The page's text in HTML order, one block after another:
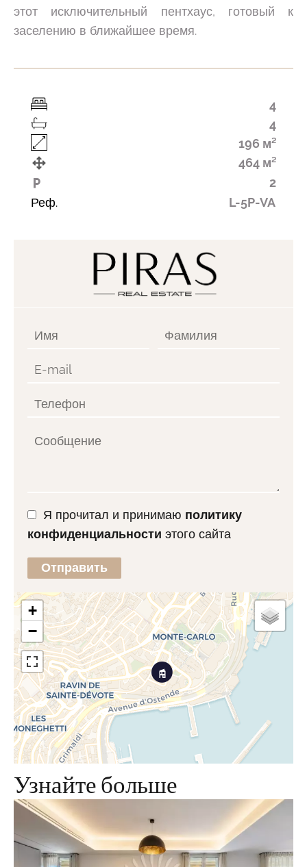
этот исключительный пентхаус, готовый к
заселению в ближайшее время.
4
4
196 м²
464 м²
2
Реф.
L-5P-VA
Я прочитал и принимаю политику
конфиденциальности этого сайта
Отправить
+
−
Узнайте больше